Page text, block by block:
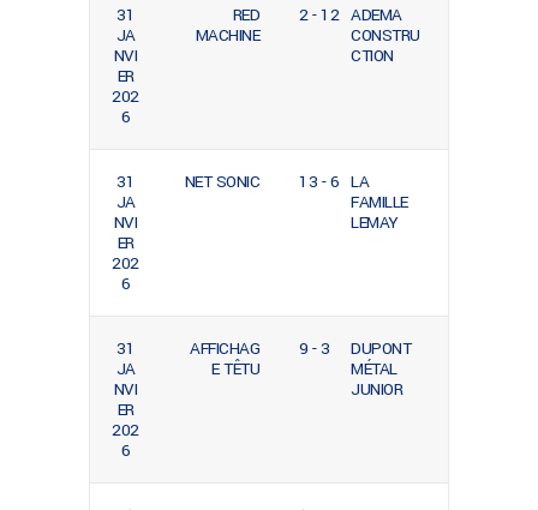
31
JA
NVI
ER
202
6
RED
MACHINE
2 - 12 ADEMA
CONSTRU
CTION
31
JA
NVI
ER
202
6
NET SONIC 13 - 6 LA
FAMILLE
LEMAY
31
JA
NVI
ER
202
6
AFFICHAG
E TÊTU
9 - 3
DUPONT
MÉTAL
JUNIOR